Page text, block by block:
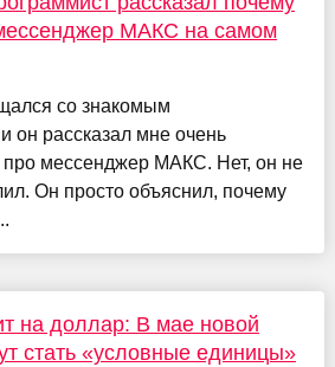
МАКС на самом
со знакомым
он рассказал мне очень
мессенджер МАКС. Нет, он не
Он просто объяснил, почему
на доллар: В мае новой
стать «условные единицы»